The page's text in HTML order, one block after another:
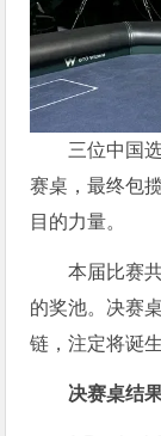
三位中国
赛桌，最终包
目的力量。
本届比赛
的奖池。决赛
链，注定将诞
决赛桌结